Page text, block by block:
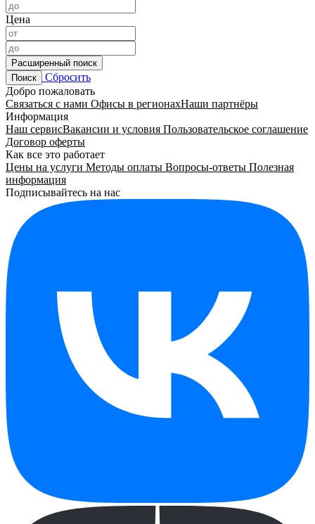
Цена
Расширенный поиск
Поиск
Сбросить
Добро пожаловать
Связаться с нами Офисы в регионахНаши партнёры
Информация
Наш сервисВакансии и условия Пользовательское соглашение
Договор оферты
Как все это работает
Цены на услуги Методы оплаты Вопросы-ответы Полезная
информация
Подписывайтесь на нас